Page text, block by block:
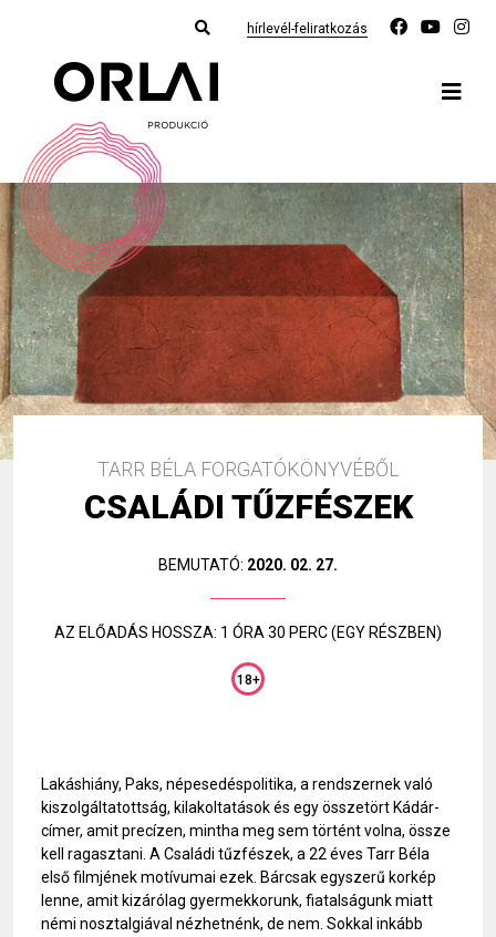
hírlevél-feliratkozás
TARR BÉLA FORGATÓKÖNYVÉBŐL
CSALÁDI TŰZFÉSZEK
BEMUTATÓ: 2020. 02. 27.
AZ ELŐADÁS HOSSZA: 1 ÓRA 30 PERC (EGY RÉSZBEN)
18+
Lakáshiány, Paks, népesedéspolitika, a rendszernek való
kiszolgáltatottság, kilakoltatások és egy összetört Kádár-
címer, amit precízen, mintha meg sem történt volna, össze
kell ragasztani. A Családi tűzfészek, a 22 éves Tarr Béla
első filmjének motívumai ezek. Bárcsak egyszerű korkép
lenne, amit kizárólag gyermekkorunk, fiatalságunk miatt
némi nosztalgiával nézhetnénk, de nem. Sokkal inkább